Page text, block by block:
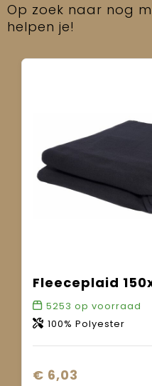
Op zoek naar nog
helpen je!
5253 op voorraad
100% Polyester
€ 6,03